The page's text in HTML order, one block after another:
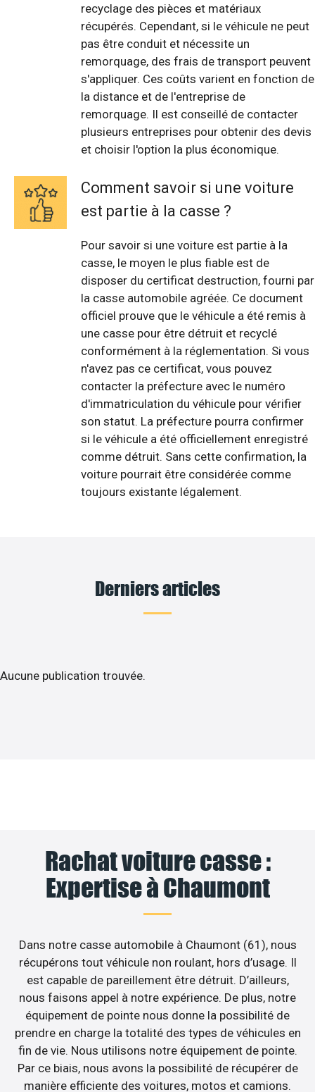
recyclage des pièces et matériaux
récupérés. Cependant, si le véhicule ne peut
pas être conduit et nécessite un
remorquage, des frais de transport peuvent
s'appliquer. Ces coûts varient en fonction de
la distance et de l'entreprise de
remorquage. Il est conseillé de contacter
plusieurs entreprises pour obtenir des devis
et choisir l'option la plus économique.
Comment savoir si une voiture
est partie à la casse ?
Pour savoir si une voiture est partie à la
casse, le moyen le plus fiable est de
disposer du certificat destruction, fourni par
la casse automobile agréée. Ce document
officiel prouve que le véhicule a été remis à
une casse pour être détruit et recyclé
conformément à la réglementation. Si vous
n'avez pas ce certificat, vous pouvez
contacter la préfecture avec le numéro
d'immatriculation du véhicule pour vérifier
son statut. La préfecture pourra confirmer
si le véhicule a été officiellement enregistré
comme détruit. Sans cette confirmation, la
voiture pourrait être considérée comme
toujours existante légalement.
Derniers articles
Aucune publication trouvée.
Rachat voiture casse :
Expertise à Chaumont
Dans notre casse automobile à Chaumont (61), nous
récupérons tout véhicule non roulant, hors d’usage. Il
est capable de pareillement être détruit. D’ailleurs,
nous faisons appel à notre expérience. De plus, notre
équipement de pointe nous donne la possibilité de
prendre en charge la totalité des types de véhicules en
fin de vie. Nous utilisons notre équipement de pointe.
Par ce biais, nous avons la possibilité de récupérer de
manière efficiente des voitures, motos et camions.